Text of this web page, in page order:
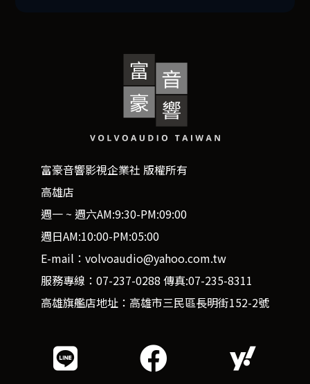
富豪音響影視企業社 版權所有
高雄店
週一 ~ 週六AM:9:30-PM:09:00
週日AM:10:00-PM:05:00
E-mail：volvoaudio@yahoo.com.tw
服務專線：07-237-0288 傳真:07-235-8311
高雄旗艦店地址：高雄市三民區長明街152-2號